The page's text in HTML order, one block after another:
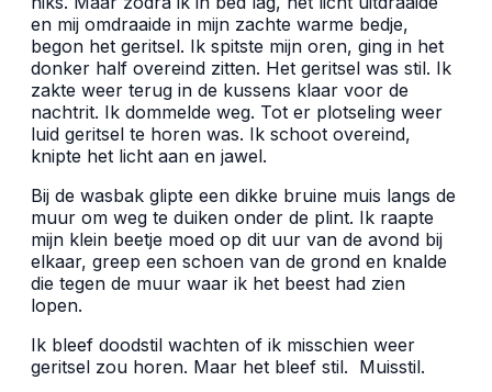
en mij omdraaide in mijn zachte warme bedje,
begon het geritsel. Ik spitste mijn oren, ging in het
donker half overeind zitten. Het geritsel was stil. Ik
zakte weer terug in de kussens klaar voor de
nachtrit. Ik dommelde weg. Tot er plotseling weer
luid geritsel te horen was. Ik schoot overeind,
knipte het licht aan en jawel.
Bij de wasbak glipte een dikke bruine muis langs de
muur om weg te duiken onder de plint. Ik raapte
mijn klein beetje moed op dit uur van de avond bij
elkaar, greep een schoen van de grond en knalde
die tegen de muur waar ik het beest had zien
lopen.
Ik bleef doodstil wachten of ik misschien weer
geritsel zou horen. Maar het bleef stil. Muisstil.